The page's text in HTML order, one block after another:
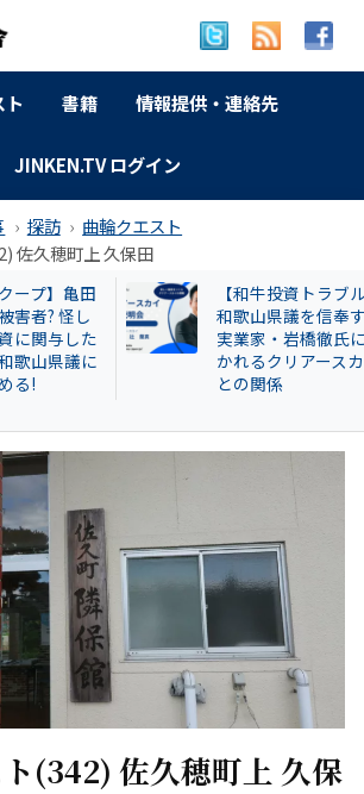
ト 書籍 情報提供・連絡先
JINKEN.TV ログイン
探訪
曲輪クエスト
佐久穂町上 久保田
ープ】亀田
害者? 怪し
に関与した
歌山県議に
る!
【和牛投資トラブ
和歌山県議を信奉
実業家・岩橋徹氏
かれるクリアース
との関係
(342) 佐久穂町上 久保